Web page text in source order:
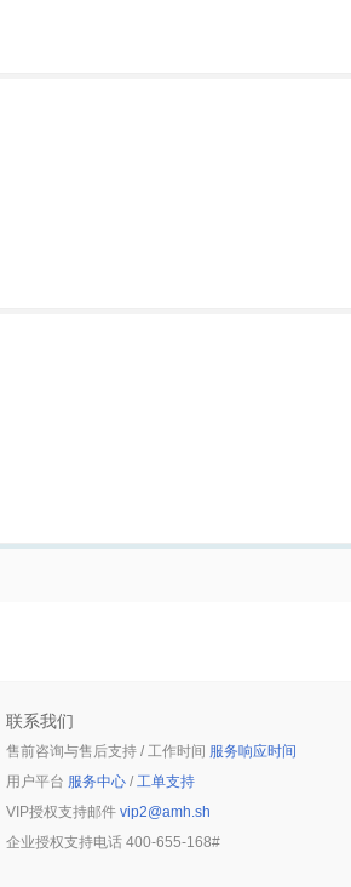
联系我们
售前咨询与售后支持 / 工作时间 服务响应时间
用户平台 服务中心 / 工单支持
VIP授权支持邮件 vip2@amh.sh
企业授权支持电话 400-655-168#